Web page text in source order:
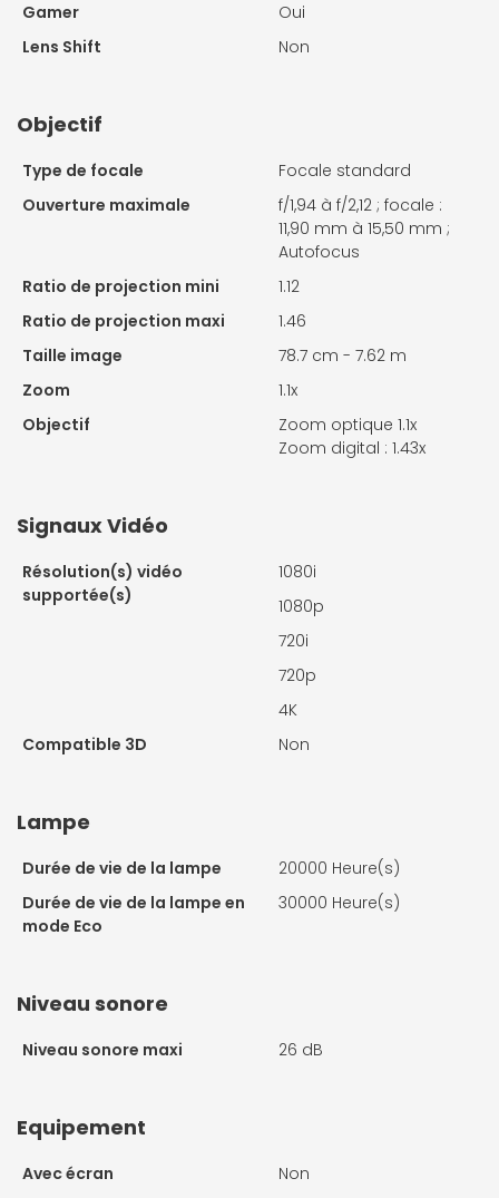
Gamer
Oui
Lens Shift
Non
Objectif
Type de focale
Focale standard
Ouverture maximale
f/1,94 à f/2,12 ; focale :
11,90 mm à 15,50 mm ;
Autofocus
Ratio de projection mini
1.12
Ratio de projection maxi
1.46
Taille image
78.7 cm - 7.62 m
Zoom
1.1x
Objectif
Zoom optique 1.1x
Zoom digital : 1.43x
Signaux Vidéo
Résolution(s) vidéo
supportée(s)
1080i
1080p
720i
720p
4K
Compatible 3D
Non
Lampe
Durée de vie de la lampe
20000 Heure(s)
Durée de vie de la lampe en
mode Eco
30000 Heure(s)
Niveau sonore
Niveau sonore maxi 26 dB
Equipement
Avec écran
Non